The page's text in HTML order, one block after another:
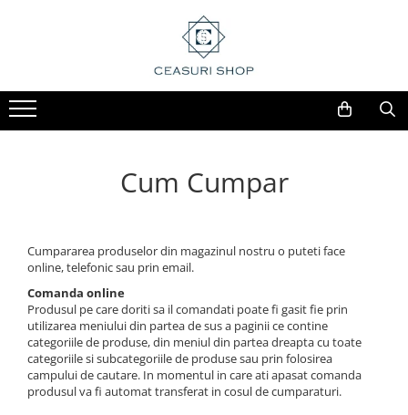
Cum Cumpar
Cumpararea produselor din magazinul nostru o puteti face
online, telefonic sau prin email.
Comanda online
Produsul pe care doriti sa il comandati poate fi gasit fie prin
utilizarea meniului din partea de sus a paginii ce contine
categoriile de produse, din meniul din partea dreapta cu toate
categoriile si subcategoriile de produse sau prin folosirea
campului de cautare. In momentul in care ati apasat comanda
produsul va fi automat transferat in cosul de cumparaturi.